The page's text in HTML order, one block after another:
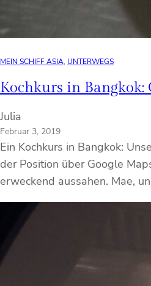
MEIN SCHIFF ASIA, UNTERWEGS
Kochkurs in Bangkok:
Julia
Februar 3, 2019
Ein Kochkurs in Bangkok:
der Position über Google
erweckend aussahen. Mae,